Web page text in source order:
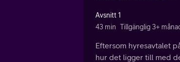
Avsnitt 1
43 min Tillgänglig 3+
Eftersom hyresavtalet
hur det ligger till med